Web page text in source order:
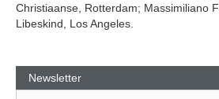
Christiaanse, Rotterdam; Massimiliano
Libeskind, Los Angeles.
Newsletter